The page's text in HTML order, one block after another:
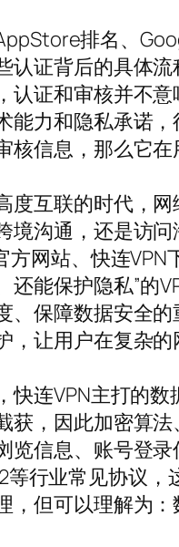
排名、
认证背后的具体
认证和审核并不
能力和隐私承诺
核信息，那么它
度互联的时代，
境沟通，还是访
方网站、快连
还能保护隐私”的
、保障数据安全
，让用户在复杂
快连VPN主打的
获，因此加密算
览信息、账号登
等行业常见协议
，但可以理解为